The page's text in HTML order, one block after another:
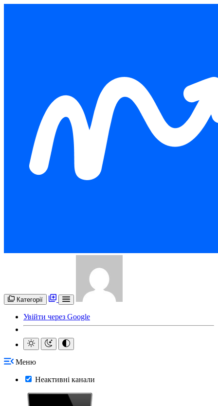
Категорії
Увійти через Google
Меню
Неактивні канали